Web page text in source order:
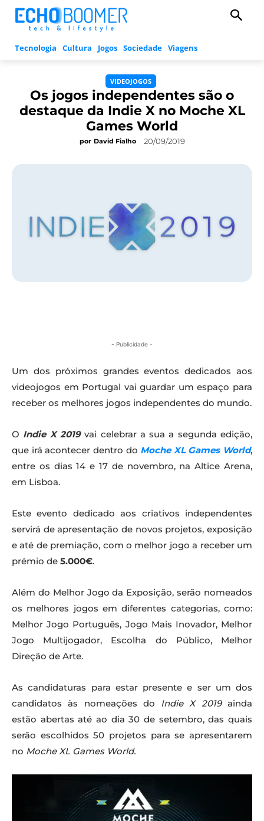
Tecnologia Cultura Jogos Sociedade Viagens
VIDEOJOGOS
Os jogos independentes são o
destaque da Indie X no Moche XL
Games World
por David Fialho 20/09/2019
- Publicidade -
Um dos próximos grandes eventos dedicados aos
videojogos em Portugal vai guardar um espaço para
receber os melhores jogos independentes do mundo.
O Indie X 2019vai celebrar a sua a segunda edição,
que irá acontecer dentro do Moche XL Games World,
entre os dias 14 e 17 de novembro, na Altice Arena,
em Lisboa.
Este evento dedicado aos criativos independentes
servirá de apresentação de novos projetos, exposição
e até de premiação, com o melhor jogo a receber um
prémio de 5.000€.
Além do Melhor Jogo da Exposição, serão nomeados
os melhores jogos em diferentes categorias, como:
Melhor Jogo Português, Jogo Mais Inovador, Melhor
Jogo Multijogador, Escolha do Público, Melhor
Direção de Arte.
As candidaturas para estar presente e ser um dos
candidatos às nomeações do Indie X 2019ainda
estão abertas até ao dia 30 de setembro, das quais
serão escolhidos 50 projetos para se apresentarem
no Moche XL Games World.